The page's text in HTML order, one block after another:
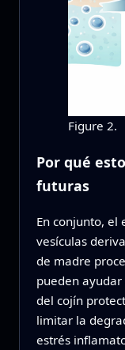
Figure 2.
Por qué
futuras
En conjunto, el
vesículas
de madre
pueden
del cojín
limitar la
estrés